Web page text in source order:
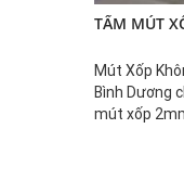
TẤM MÚT
Mút Xốp
Bình Dương
mút xốp